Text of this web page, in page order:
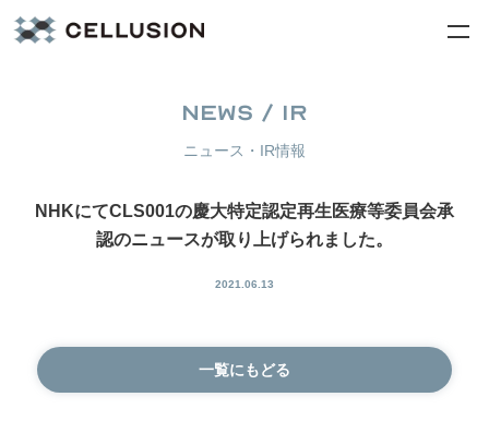
NEWS / IR
ニュース・IR情報
NHKにてCLS001の慶大特定認定再生医療等委員会承
認のニュースが取り上げられました。
2021.06.13
一覧にもどる